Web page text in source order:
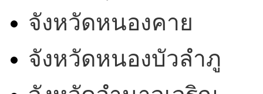
จังหวัดหนองคาย
จังหวัดหนองบัวลำภู